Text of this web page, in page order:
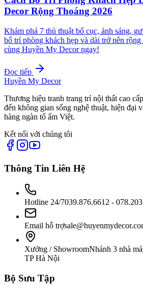
Decor Rộng Thoáng 2026
Khám phá 7 thủ thuật bố cục, ánh sáng,
bố trí phòng khách hẹp và dài trở nên
cùng Huyền My Decor ngay!
Đọc tiếp
Huyền My Decor
Thương hiệu tranh trang trí nội thất cao
đến không gian sống nghệ thuật, hiện đại
hàng ngàn tổ ấm Việt.
Kết nối với chúng tôi
Thông Tin Liên Hệ
Hotline 24/7039.876.6612 -
Email hỗ trợ
Xưởng / ShowroomNhánh 3 nhà
TP Hà Nội
Bộ Sưu Tập